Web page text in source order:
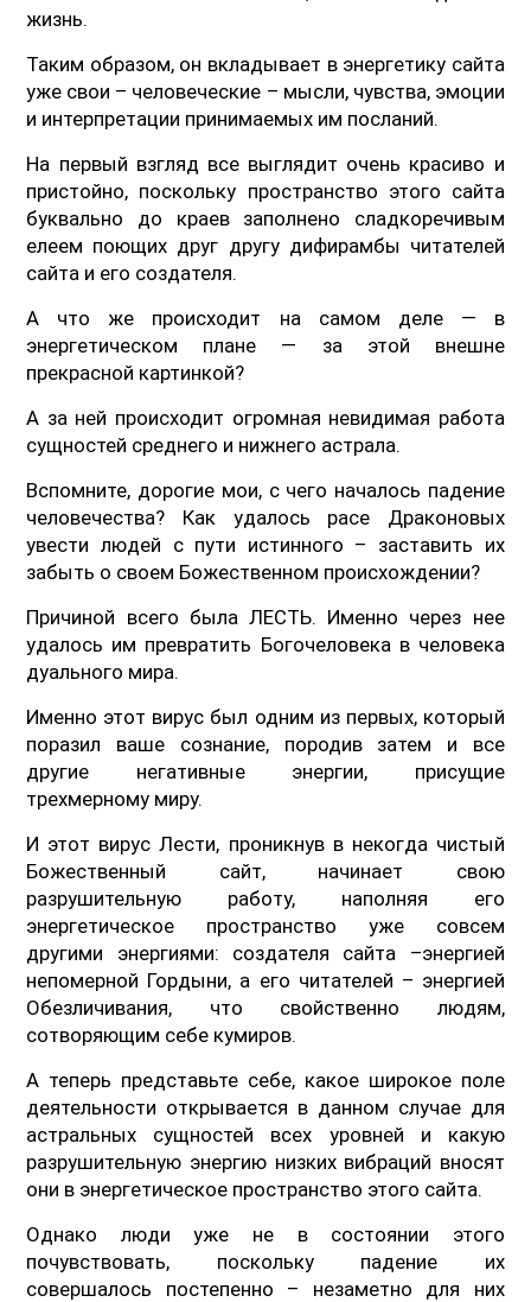
жизнь.
Таким образом, он вкладывает в энергетику сайта
уже свои – человеческие – мысли, чувства, эмоции
и интерпретации принимаемых им посланий.
На первый взгляд все выглядит очень красиво и
пристойно, поскольку пространство этого сайта
буквально до краев заполнено сладкоречивым
елеем поющих друг другу дифирамбы читателей
сайта и его создателя.
А что же происходит на самом деле — в
энергетическом плане — за этой внешне
прекрасной картинкой?
А за ней происходит огромная невидимая работа
сущностей среднего и нижнего астрала.
Вспомните, дорогие мои, с чего началось падение
человечества? Как удалось расе Драконовых
увести людей с пути истинного – заставить их
забыть о своем Божественном происхождении?
Причиной всего была ЛЕСТЬ. Именно через нее
удалось им превратить Богочеловека в человека
дуального мира.
Именно этот вирус был одним из первых, который
поразил ваше сознание, породив затем и все
другие негативные энергии, присущие
трехмерному миру.
И этот вирус Лести, проникнув в некогда чистый
Божественный сайт, начинает свою
разрушительную работу, наполняя его
энергетическое пространство уже совсем
другими энергиями: создателя сайта –энергией
непомерной Гордыни, а его читателей – энергией
Обезличивания, что свойственно людям,
сотворяющим себе кумиров.
А теперь представьте себе, какое широкое поле
деятельности открывается в данном случае для
астральных сущностей всех уровней и какую
разрушительную энергию низких вибраций вносят
они в энергетическое пространство этого сайта.
Однако люди уже не в состоянии этого
почувствовать, поскольку падение их
совершалось постепенно – незаметно для них